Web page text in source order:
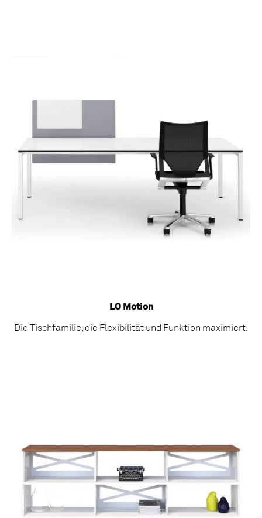
LO Motion
Die Tischfamilie, die Flexibilität und Funktion maximiert.